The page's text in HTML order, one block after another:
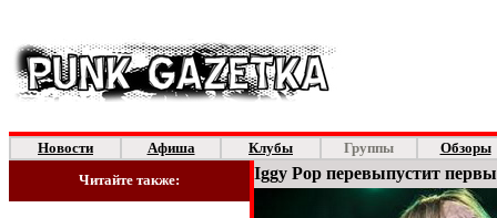
Новости Афиша Клубы Группы
Обзоры
Читайте также:
Iggy Pop перевыпустит